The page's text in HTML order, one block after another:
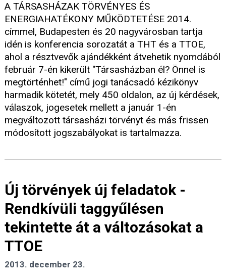
A TÁRSASHÁZAK TÖRVÉNYES ÉS
ENERGIAHATÉKONY MŰKÖDTETÉSE 2014.
címmel, Budapesten és 20 nagyvárosban tartja
idén is konferencia sorozatát a THT és a TTOE,
ahol a résztvevők ajándékként átvehetik nyomdából
február 7-én kikerült "Társasházban él? Önnel is
megtörténhet!" című jogi tanácsadó kézikönyv
harmadik kötetét, mely 450 oldalon, az új kérdések,
válaszok, jogesetek mellett a január 1-én
megváltozott társasházi törvényt és más frissen
módosított jogszabályokat is tartalmazza.
Új törvények új feladatok -
Rendkívüli taggyűlésen
tekintette át a változásokat a
TTOE
2013. december 23.